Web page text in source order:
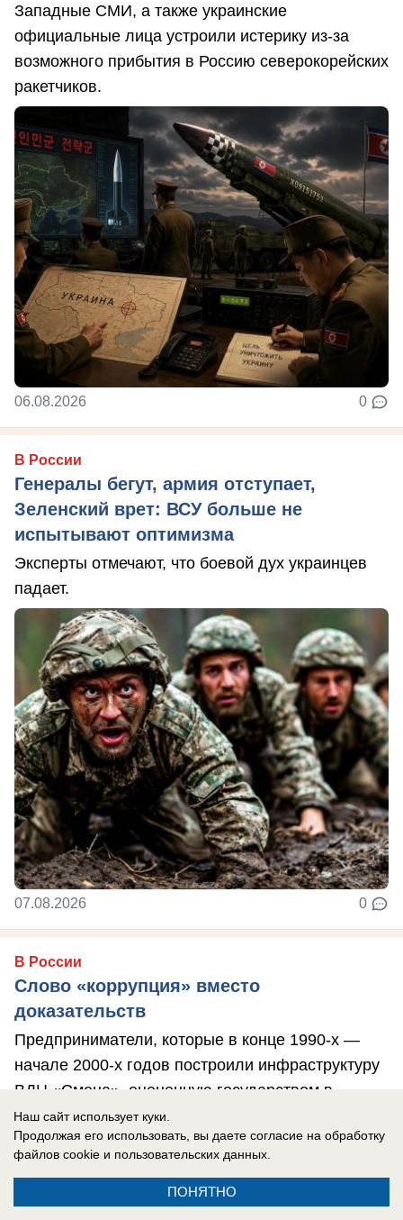
Западные СМИ, а также украинские
официальные лица устроили истерику из-за
возможного прибытия в Россию северокорейских
ракетчиков.
06.08.2026 0
В России
Генералы бегут, армия отступает,
Зеленский врет: ВСУ больше не
испытывают оптимизма
Эксперты отмечают, что боевой дух украинцев
падает.
07.08.2026 0
В России
Слово «коррупция» вместо
доказательств
Предприниматели, которые в конце 1990-х —
начале 2000-х годов построили инфраструктуру
ВДЦ «Смена», оцененную государством в ...
Наш сайт использует куки.
Продолжая его использовать, вы даете согласие на обработку
файлов cookie и пользовательских данных.
ПОНЯТНО